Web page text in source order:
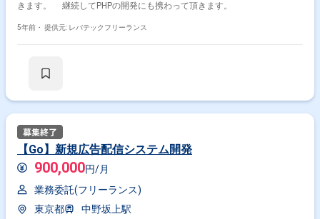
きます。 継続してPHPの開発にも携わって頂きます。
5年前・ 提供元: レバテックフリーランス
【Go】新規広告配信システム開発
900,000円/月
業務委託(フリーランス)
東京都
中野坂上駅